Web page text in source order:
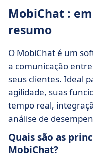
MobiChat : em
resumo
O MobiChat é um
a comunicação
seus clientes. Ideal
agilidade, suas
tempo real,
análise de
Quais são as
MobiChat?